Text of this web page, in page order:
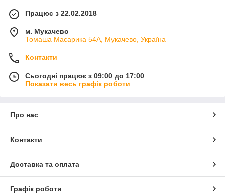
Працює з 22.02.2018
м. Мукачево
Томаша Масарика 54А, Мукачево, Україна
Контакти
Сьогодні працює з 09:00 до 17:00
Показати весь графік роботи
Про нас
Контакти
Доставка та оплата
Графік роботи